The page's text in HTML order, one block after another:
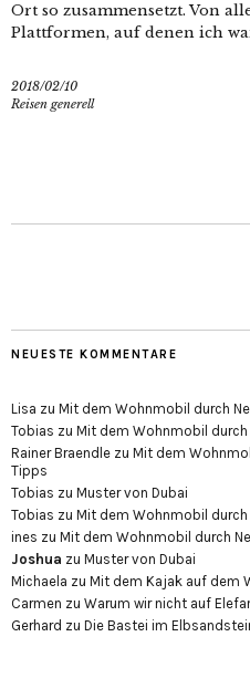
Ort so zusammensetzt. Von
Plattformen, auf denen ich
2018/02/10
Reisen generell
NEUESTE KOMMENTARE
Lisa zu Mit dem Wohnmobil durch
Tobias zu Mit dem Wohnmobil durch
Rainer Braendle zu Mit dem
Tipps
Tobias zu Muster von Dubai
Tobias zu Mit dem Wohnmobil durch
ines zu Mit dem Wohnmobil durch
Joshua zu Muster von Dubai
Michaela zu Mit dem Kajak auf dem
Carmen zu Warum wir nicht auf
Gerhard zu Die Bastei im